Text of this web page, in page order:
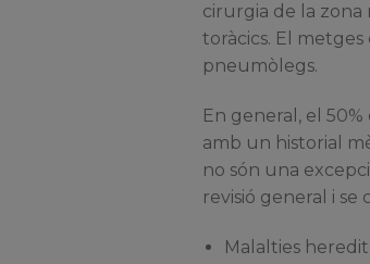
cirurgia de la zona
toràcics. El metges
pneumòlegs.
En general, el
amb un historial
no són una
revisió general i se
Malalties